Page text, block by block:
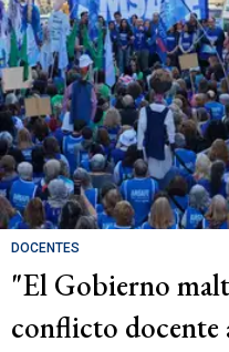
DOCENTES
"El Gobierno
conflicto docente